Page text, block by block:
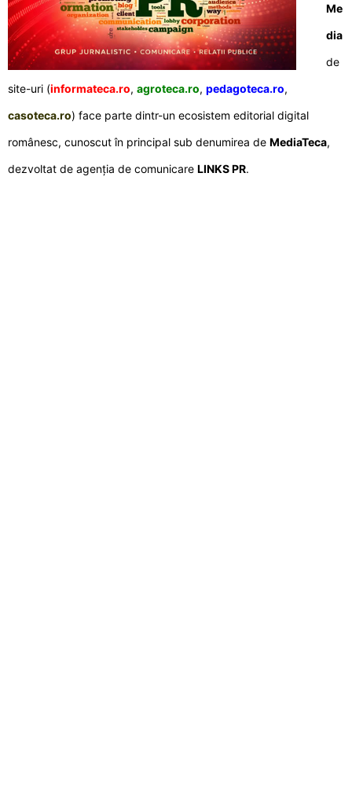
Me
dia
de
site-uri (informateca.ro, agroteca.ro, pedagoteca.ro,
casoteca.ro) face parte dintr-un ecosistem editorial digital
românesc, cunoscut în principal sub denumirea de MediaTeca,
dezvoltat de agenția de comunicare LINKS PR.